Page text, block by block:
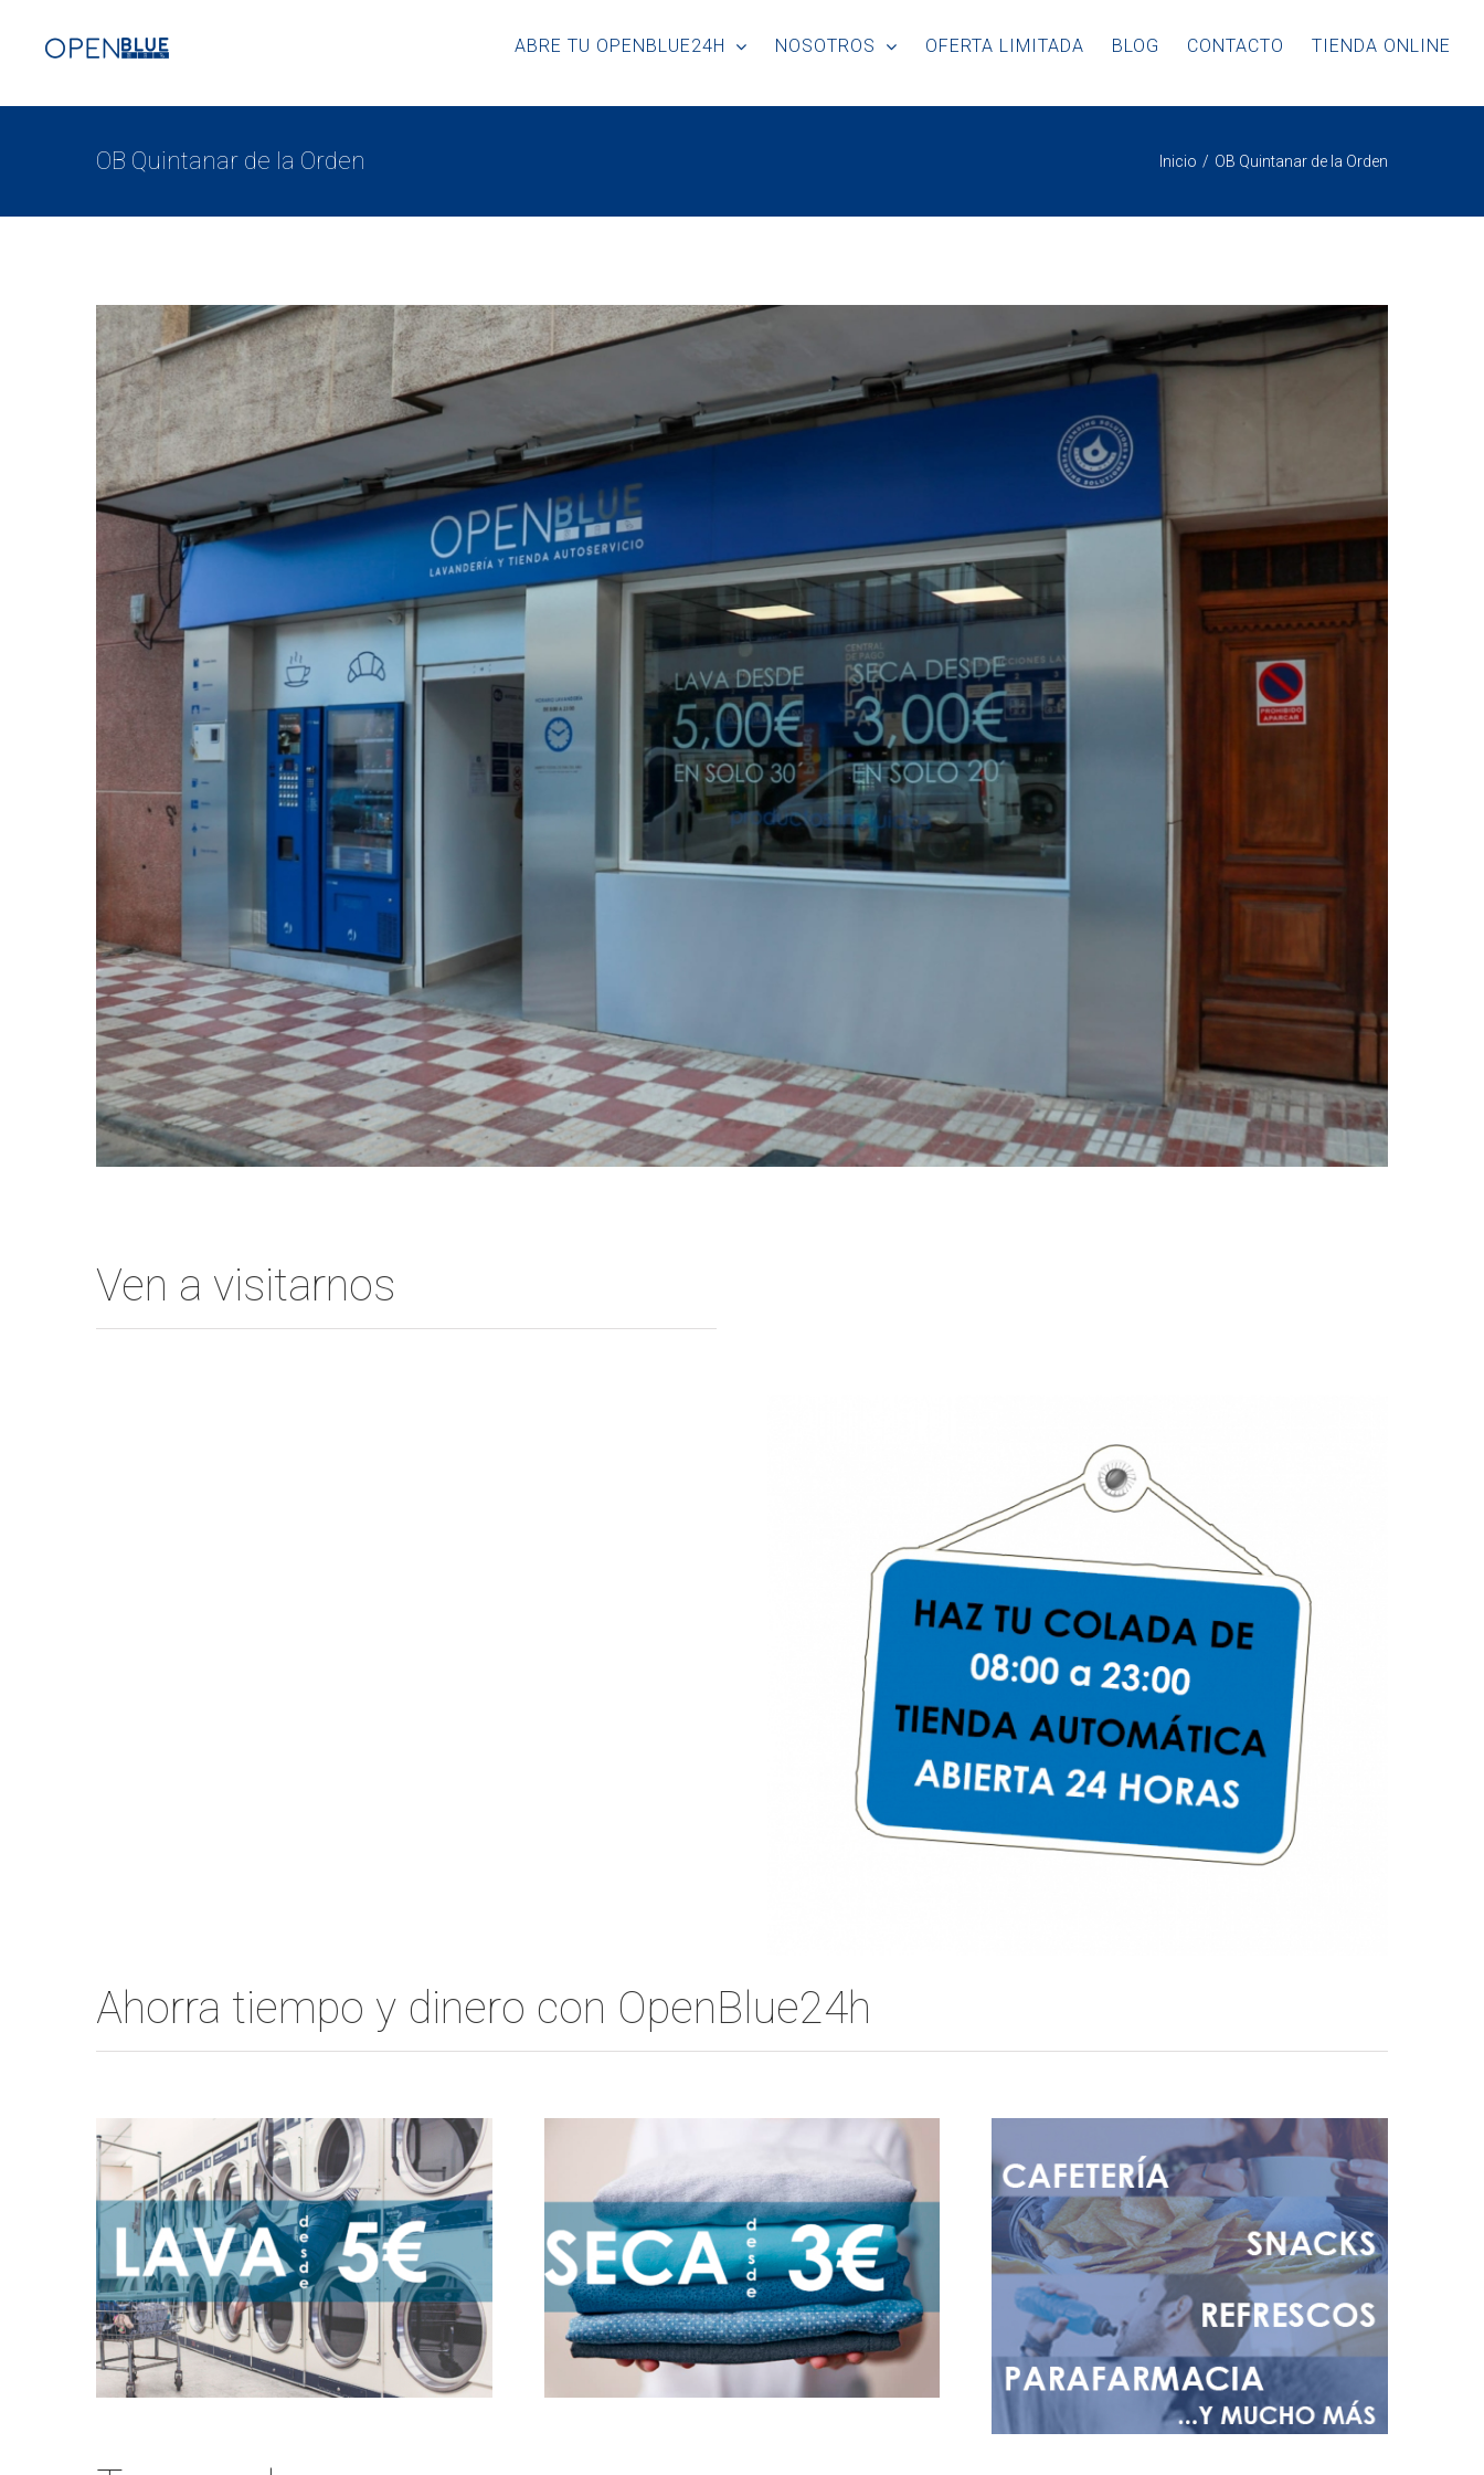
ABRE TU OPENBLUE24H NOSOTROS OFERTA LIMITADA BLOG CONTACTO TIENDA ONLINE
OB Quintanar de la Orden Inicio OB Quintanar de la Orden
Ven a visitarnos
Ahorra tiempo y dinero con OpenBlue24h